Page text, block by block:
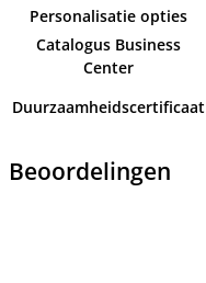
Personalisatie opties
Catalogus Business
Center
Duurzaamheidscertificaat
Beoordelingen